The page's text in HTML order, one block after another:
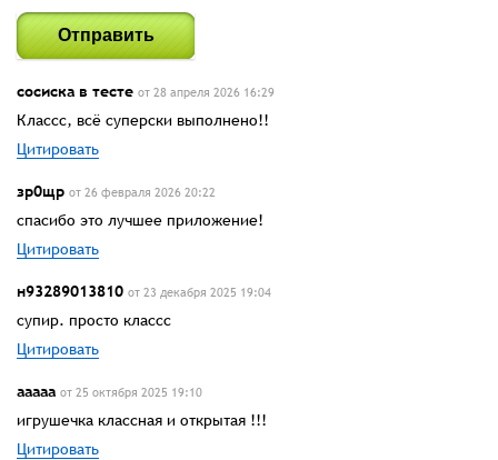
Отправить
сосиска в тесте от 28 апреля 2026 16:29
Классс, всё суперски выполнено!!
Цитировать
зр0щр от 26 февраля 2026 20:22
спасибо это лучшее приложение!
Цитировать
н93289013810 от 23 декабря 2025 19:04
супир. просто классс
Цитировать
ааааа от 25 октября 2025 19:10
игрушечка классная и открытая !!!
Цитировать